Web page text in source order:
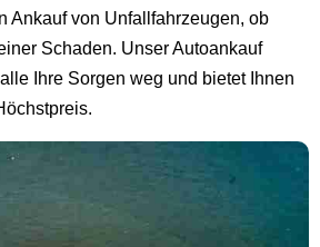
Ankauf von Unfallfahrzeugen, ob
Schaden. Unser Autoankauf
Ihre Sorgen weg und bietet Ihnen